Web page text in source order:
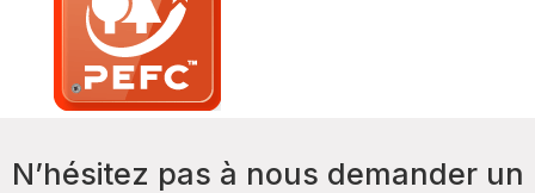
N’hésitez pas à nous demander un